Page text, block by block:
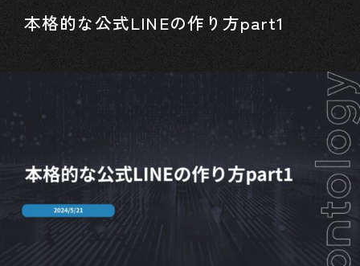
本格的な公式LINEの作り方part1